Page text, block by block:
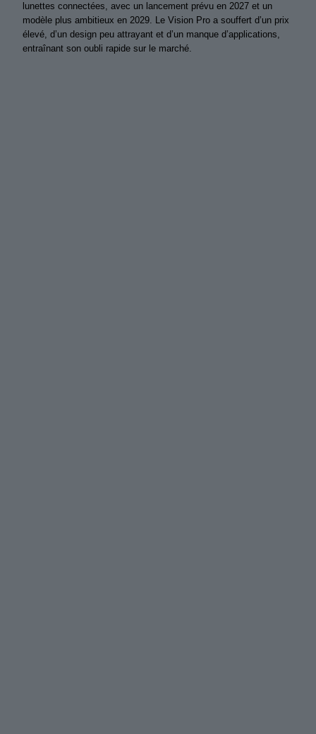
lunettes connectées, avec un lancement prévu en 2027 et un
modèle plus ambitieux en 2029. Le Vision Pro a souffert d’un prix
élevé, d’un design peu attrayant et d’un manque d’applications,
entraînant son oubli rapide sur le marché.